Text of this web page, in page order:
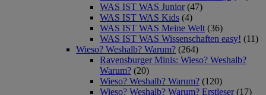
WAS IST WAS Junior (47)
WAS IST WAS Kids (4)
WAS IST WAS Meine Welt (36)
WAS IST WAS Wissenschaften easy! (11)
Wieso? Weshalb? Warum? (264)
Ravensburger Minis: Wieso? Weshalb?
Warum? (20)
Wieso? Weshalb? Warum? (120)
Wieso? Weshalb? Warum? Erstleser (17)